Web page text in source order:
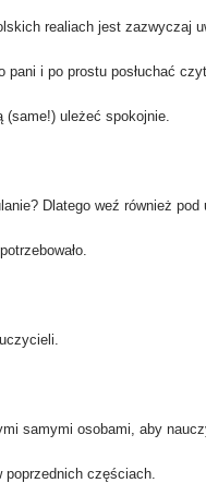
realiach jest zazwyczaj
i po prostu posłuchać
uleżeć spokojnie.
Dlatego weź również
samymi osobami, aby
poprzednich częściach.